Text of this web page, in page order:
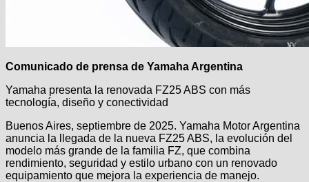
Comunicado de prensa de Yamaha Argentina
Yamaha presenta la renovada FZ25 ABS con más
tecnología, diseño y conectividad
Buenos Aires, septiembre de 2025. Yamaha Motor Argentina
anuncia la llegada de la nueva FZ25 ABS, la evolución del
modelo más grande de la familia FZ, que combina
rendimiento, seguridad y estilo urbano con un renovado
equipamiento que mejora la experiencia de manejo.